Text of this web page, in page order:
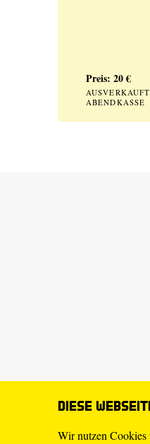
Diese
Wir nutzen Cookies
Preis: 20 €
ABENDKASSE